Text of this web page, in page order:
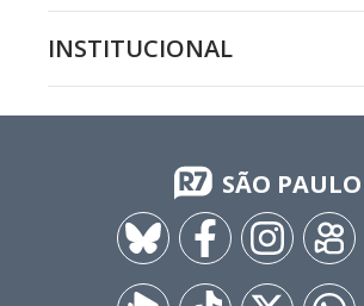
INSTITUCIONAL
SÃO PAULO